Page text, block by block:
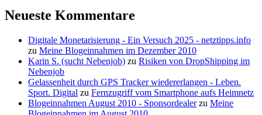
her
Neueste Kommentare
Digitale Monetarisierung - Ein Versuch 2025 - netztipps.info
zu Meine Blogeinnahmen im Dezember 2010
Karin S. (sucht Nebenjob) zu Risiken von DropShipping im
Nebenjob
Gelassenheit durch GPS Tracker wiedererlangen - Leben.
Sport. Digital zu Fernzugriff vom Smartphone aufs Heimnetz
Blogeinnahmen August 2010 - Sponsordealerzu Meine